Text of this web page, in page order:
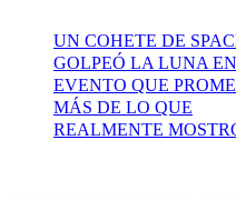
UN COHETE DE
GOLPEÓ LA LUNA
EVENTO QUE
MÁS DE LO QUE
REALMENTE